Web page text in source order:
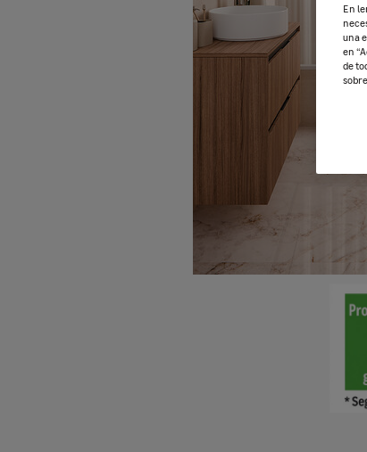
En
una
en
de